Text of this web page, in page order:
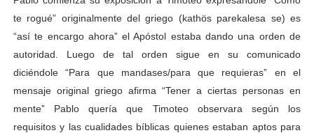
te rogué” originalmente del griego (kathös parekalesa se) es
“así te encargo ahora” el Apóstol estaba dando una orden de
autoridad. Luego de tal orden sigue en su comunicado
diciéndole “Para que mandases/para que requieras” en el
mensaje original griego afirma “Tener a ciertas personas en
mente” Pablo quería que Timoteo observara según los
requisitos y las cualidades bíblicas quienes estaban aptos para